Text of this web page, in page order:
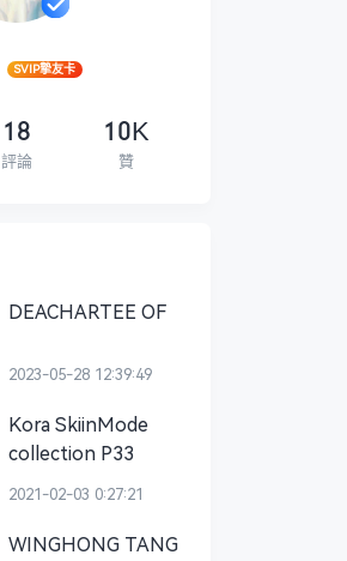
SVIP摯友卡
18
評論
10K
贊
DEACHARTEE OF
2023-05-28 12:39:49
Kora SkiinMode
collection P33
2021-02-03 0:27:21
WINGHONG TANG